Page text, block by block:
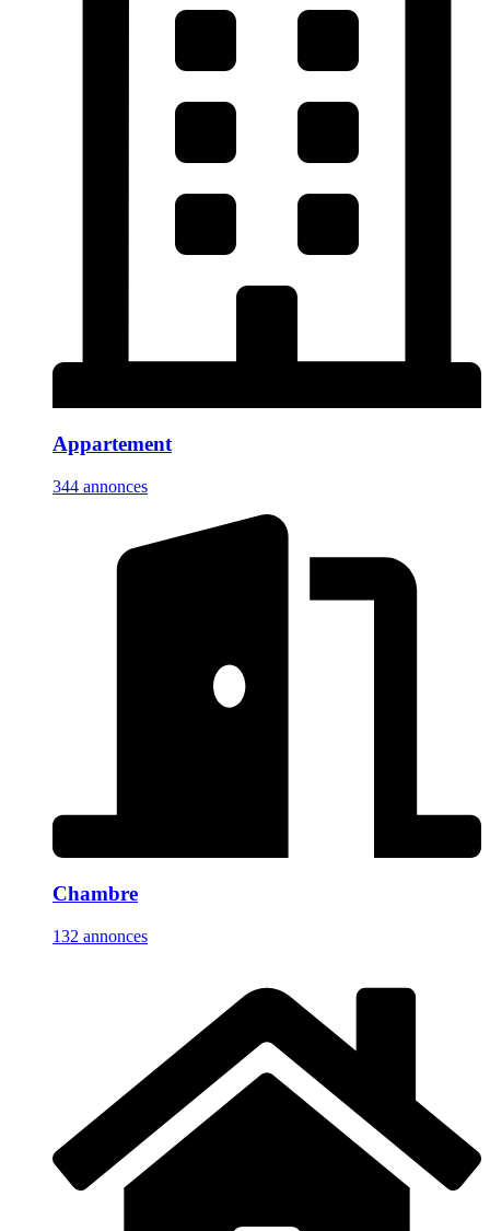
Appartement
344 annonces
Chambre
132 annonces